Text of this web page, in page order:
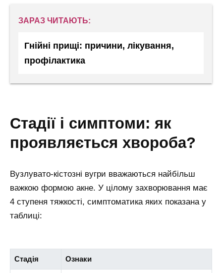
ЗАРАЗ ЧИТАЮТЬ:
Гнійні прищі: причини, лікування,
профілактика
стадії і симптоми: як
проявляється хвороба?
Вузлувато-кістозні вугри вважаються найбільш
важкою формою акне. У цілому захворювання має
4 ступеня тяжкості, симптоматика яких показана у
таблиці:
Стадія Ознаки